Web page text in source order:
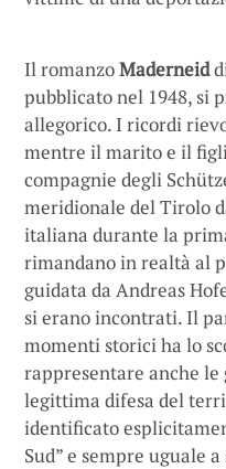
Il romanzoMaderneid
pubblicato nel 1948, si
allegorico. I ricordi
mentre il marito e il
compagnie degli
meridionale del Tirolo
italiana durante la
rimandano in realtà al
guidata da Andreas
si erano incontrati. Il
momenti storici ha lo
rappresentare anche
legittima difesa del
identificato
Sud” e sempre uguale a